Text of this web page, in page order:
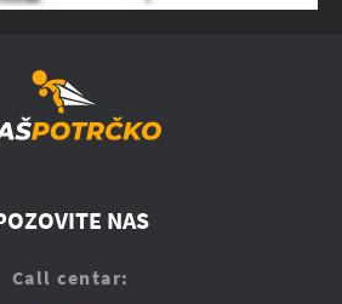
NAS
Call centar: